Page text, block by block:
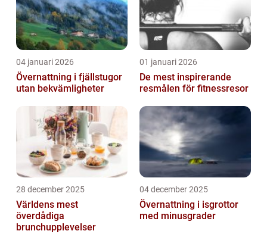
04 januari 2026
Övernattning i fjällstugor
utan bekvämligheter
01 januari 2026
De mest inspirerande
resmålen för fitnessresor
28 december 2025
Världens mest
överdådiga
brunchupplevelser
04 december 2025
Övernattning i isgrottor
med minusgrader